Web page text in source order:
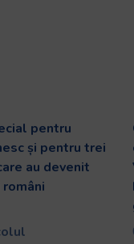
pentru
și pentru trei
au devenit